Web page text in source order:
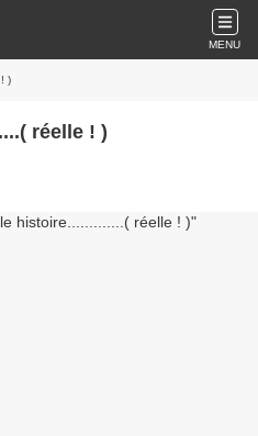
MENU
)
réelle ! )